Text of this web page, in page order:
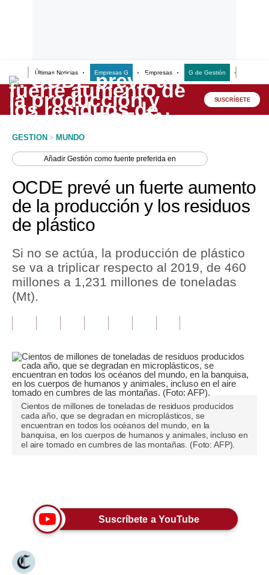
Últimas Noticias Empresas G Empresas G de Gestión
Lo último
Peru Quiosco
Economía
Mercados
Política
Tu Dinero
Finanzas Personales
Plus G
Opinión
Editorial
Pregunta de hoy
Lujo
Viajes
Moda
SUSCRÍBETE
GESTION > MUNDO
AñadirGestión como fuente preferida en
OCDE prevé un fuerte aumento
de la producción y los residuos
de plástico
Si no se actúa, la producción de plástico
se va a triplicar respecto al 2019, de 460
millones a 1,231 millones de toneladas
(Mt).
Cientos de millones de toneladas de residuos producidos
cada año, que se degradan en microplásticos, se
encuentran en todos los océanos del mundo, en la
banquisa, en los cuerpos de humanos y animales, incluso en
el aire tomado en cumbres de las montañas. (Foto: AFP).
Suscríbete a YouTube